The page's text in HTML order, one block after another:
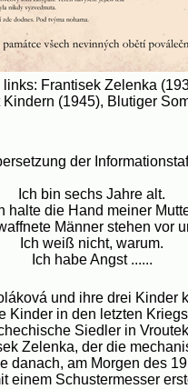
Frantisek Zelenka
(1945), Blutiger
der
Ich bin sechs Jahre alt.
halte die Hand meiner
Männer stehen vor
Ich weiß nicht, warum.
Ich habe Angst ......
und ihre drei Kinder
Kinder in den letzten
Siedler in
Zelenka, der die
danach, am Morgen des
einem Schustermesser